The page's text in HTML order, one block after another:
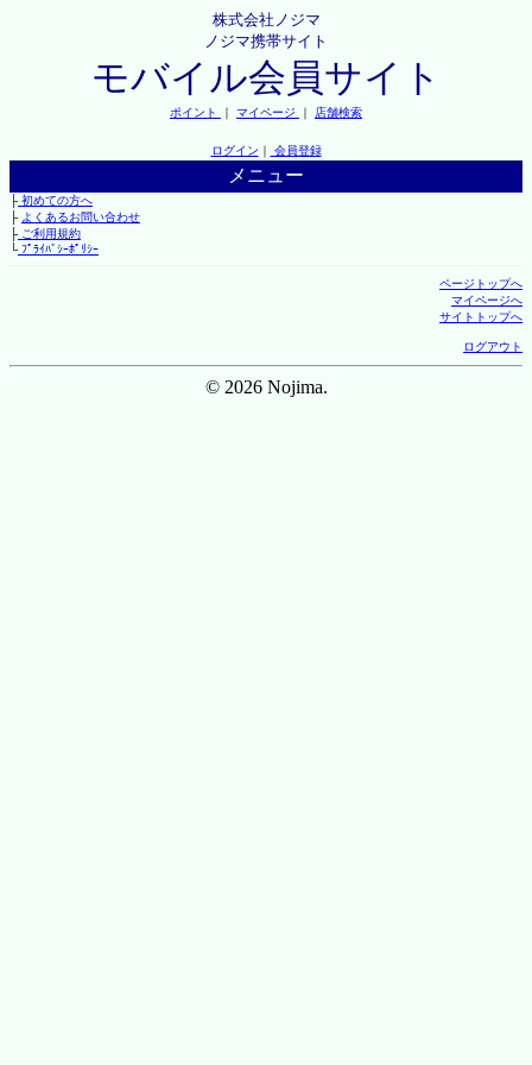
株式会社ノジマ
ノジマ携帯サイト
モバイル会員サイト
ポイント ｜ マイページ ｜ 店舗検索
ログイン ｜ 会員登録
メニュー
├初めての方へ
├ よくあるお問い合わせ
├ご利用規約
└ﾌﾟﾗｲﾊﾞｼｰﾎﾟﾘｼｰ
ページトップへ
マイページへ
サイトトップへ
ログアウト
© 2026 Nojima.